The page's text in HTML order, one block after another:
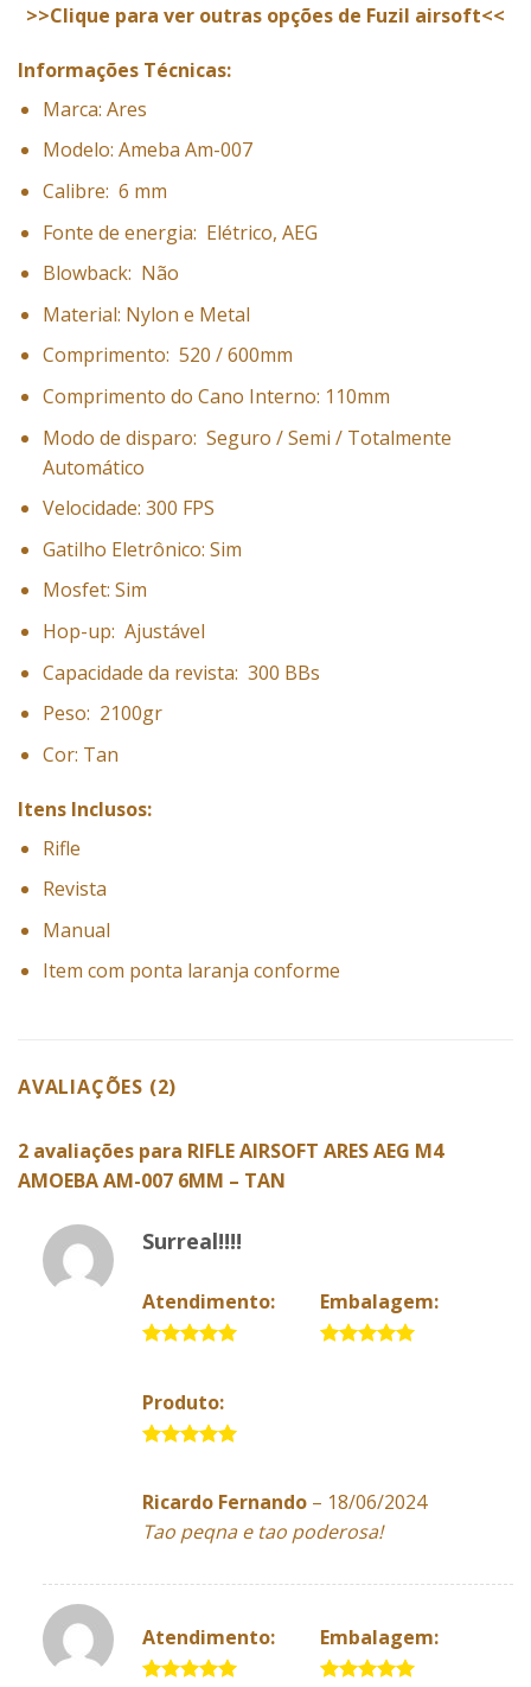
>>Clique para ver outras opções de Fuzil airsoft<<
Informações Técnicas:
Marca: Ares
Modelo: Ameba Am-007
Calibre: 6 mm
Fonte de energia: Elétrico, AEG
Blowback: Não
Material: Nylon e Metal
Comprimento: 520 / 600mm
Comprimento do Cano Interno: 110mm
Modo de disparo: Seguro / Semi / Totalmente
Automático
Velocidade: 300 FPS
Gatilho Eletrônico: Sim
Mosfet: Sim
Hop-up: Ajustável
Capacidade da revista: 300 BBs
Peso: 2100gr
Cor: Tan
Itens Inclusos:
Rifle
Revista
Manual
Item com ponta laranja conforme
AVALIAÇÕES (2)
2 avaliações para RIFLE AIRSOFT ARES AEG M4
AMOEBA AM-007 6MM – TAN
Surreal!!!!
Atendimento: Embalagem:
Produto:
Ricardo Fernando – 18/06/2024
Tao peqna e tao poderosa!
Atendimento: Embalagem: